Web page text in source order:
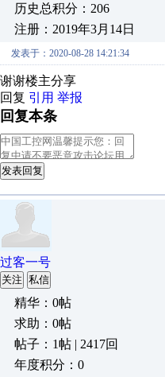
历史总积分：206
注册：2019年3月14日
发表于：2020-08-28 14:21:34
谢谢楼主分享
回复 引用 举报
回复本条
发表回复
过客一号
关注 私信
精华：0帖
求助：0帖
帖子：1帖 | 2417回
年度积分：0